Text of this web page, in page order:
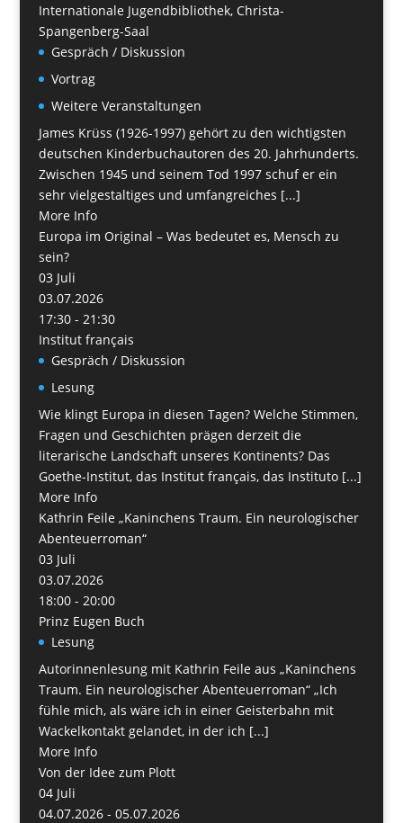
Internationale Jugendbibliothek, Christa-
Spangenberg-Saal
Gespräch / Diskussion
Vortrag
Weitere Veranstaltungen
James Krüss (1926-1997) gehört zu den wichtigsten
deutschen Kinderbuchautoren des 20. Jahrhunderts.
Zwischen 1945 und seinem Tod 1997 schuf er ein
sehr vielgestaltiges und umfangreiches [...]
More Info
Europa im Original – Was bedeutet es, Mensch zu
sein?
03 Juli
03.07.2026
17:30 - 21:30
Institut français
Gespräch / Diskussion
Lesung
Wie klingt Europa in diesen Tagen? Welche Stimmen,
Fragen und Geschichten prägen derzeit die
literarische Landschaft unseres Kontinents? Das
Goethe-Institut, das Institut français, das Instituto [...]
More Info
Kathrin Feile „Kaninchens Traum. Ein neurologischer
Abenteuerroman“
03 Juli
03.07.2026
18:00 - 20:00
Prinz Eugen Buch
Lesung
Autorinnenlesung mit Kathrin Feile aus „Kaninchens
Traum. Ein neurologischer Abenteuerroman“ „Ich
fühle mich, als wäre ich in einer Geisterbahn mit
Wackelkontakt gelandet, in der ich [...]
More Info
Von der Idee zum Plott
04 Juli
04.07.2026 - 05.07.2026